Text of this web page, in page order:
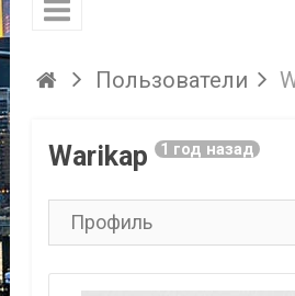
Пользователи
Warikap 1 год назад